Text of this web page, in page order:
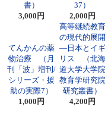
書）
3,000円
37）
2,000円
てんかんの薬
物治療 （月
刊「波」増刊/
シリーズ・援
助の実際7）
1,000円
高等継続教育
の現代的展開
―日本とイギ
リス （北海
道大学大学院
教育学研究院
研究叢書）
4,200円